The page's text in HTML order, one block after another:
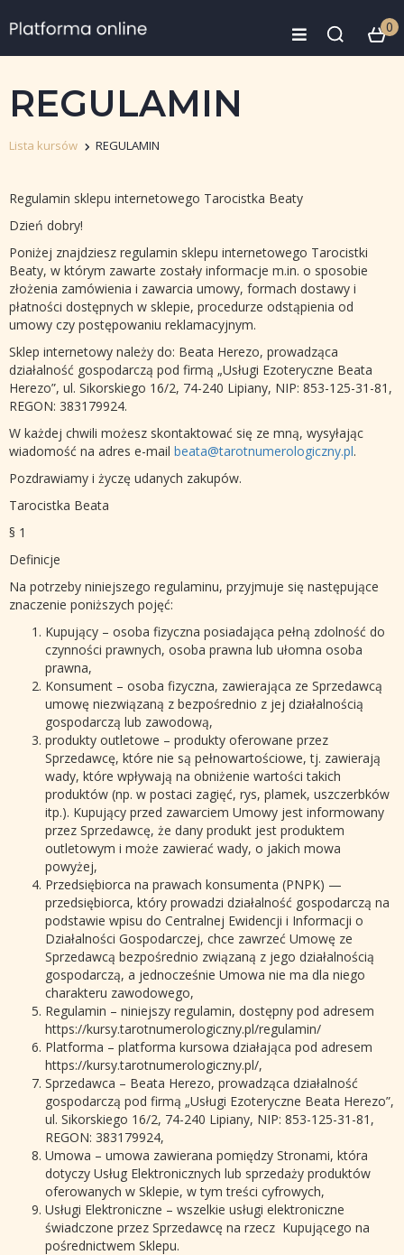
0
REGULAMIN
Lista kursów REGULAMIN
Regulamin sklepu internetowego Tarocistka Beaty
Dzień dobry!
Poniżej znajdziesz regulamin sklepu internetowego Tarocistki
Beaty, w którym zawarte zostały informacje m.in. o sposobie
złożenia zamówienia i zawarcia umowy, formach dostawy i
płatności dostępnych w sklepie, procedurze odstąpienia od
umowy czy postępowaniu reklamacyjnym.
Sklep internetowy należy do: Beata Herezo, prowadząca
działalność gospodarczą pod firmą „Usługi Ezoteryczne Beata
Herezo”, ul. Sikorskiego 16/2, 74-240 Lipiany, NIP: 853-125-31-81,
REGON: 383179924.
W każdej chwili możesz skontaktować się ze mną, wysyłając
wiadomość na adres e-mail beata@tarotnumerologiczny.pl.
Pozdrawiamy i życzę udanych zakupów.
Tarocistka Beata
§ 1
Definicje
Na potrzeby niniejszego regulaminu, przyjmuje się następujące
znaczenie poniższych pojęć:
Kupujący – osoba fizyczna posiadająca pełną zdolność do
czynności prawnych, osoba prawna lub ułomna osoba
prawna,
Konsument – osoba fizyczna, zawierająca ze Sprzedawcą
umowę niezwiązaną z bezpośrednio z jej działalnością
gospodarczą lub zawodową,
produkty outletowe – produkty oferowane przez
Sprzedawcę, które nie są pełnowartościowe, tj. zawierają
wady, które wpływają na obniżenie wartości takich
produktów (np. w postaci zagięć, rys, plamek, uszczerbków
itp.). Kupujący przed zawarciem Umowy jest informowany
przez Sprzedawcę, że dany produkt jest produktem
outletowym i może zawierać wady, o jakich mowa
powyżej,
Przedsiębiorca na prawach konsumenta (PNPK) —
przedsiębiorca, który prowadzi działalność gospodarczą na
podstawie wpisu do Centralnej Ewidencji i Informacji o
Działalności Gospodarczej, chce zawrzeć Umowę ze
Sprzedawcą bezpośrednio związaną z jego działalnością
gospodarczą, a jednocześnie Umowa nie ma dla niego
charakteru zawodowego,
Regulamin – niniejszy regulamin, dostępny pod adresem
https://kursy.tarotnumerologiczny.pl/regulamin/
Platforma – platforma kursowa działająca pod adresem
https://kursy.tarotnumerologiczny.pl/,
Sprzedawca – Beata Herezo, prowadząca działalność
gospodarczą pod firmą „Usługi Ezoteryczne Beata Herezo”,
ul. Sikorskiego 16/2, 74-240 Lipiany, NIP: 853-125-31-81,
REGON: 383179924,
Umowa – umowa zawierana pomiędzy Stronami, która
dotyczy Usług Elektronicznych lub sprzedaży produktów
oferowanych w Sklepie, w tym treści cyfrowych,
Usługi Elektroniczne – wszelkie usługi elektroniczne
świadczone przez Sprzedawcę na rzecz Kupującego na
pośrednictwem Sklepu.